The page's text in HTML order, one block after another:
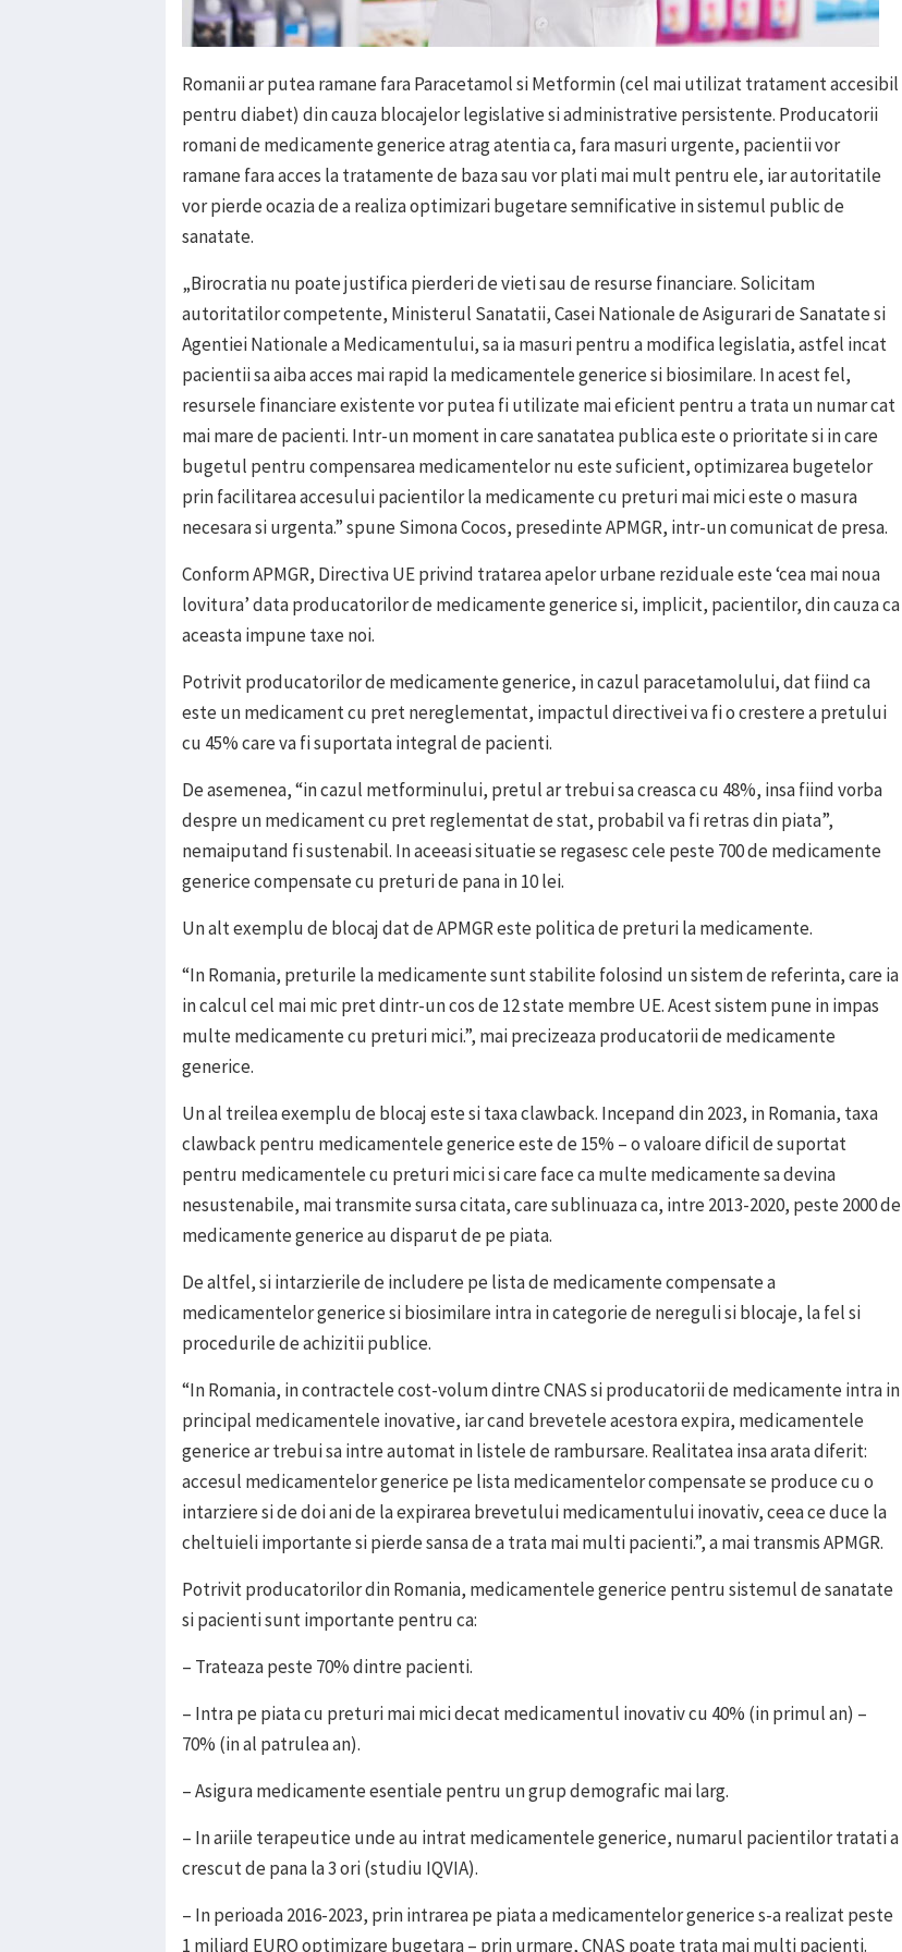
Romanii ar putea ramane fara Paracetamol si Metformin (cel mai utilizat tratament accesibil
pentru diabet) din cauza blocajelor legislative si administrative persistente. Producatorii
romani de medicamente generice atrag atentia ca, fara masuri urgente, pacientii vor
ramane fara acces la tratamente de baza sau vor plati mai mult pentru ele, iar autoritatile
vor pierde ocazia de a realiza optimizari bugetare semnificative in sistemul public de
sanatate.
„Birocratia nu poate justifica pierderi de vieti sau de resurse financiare. Solicitam
autoritatilor competente, Ministerul Sanatatii, Casei Nationale de Asigurari de Sanatate si
Agentiei Nationale a Medicamentului, sa ia masuri pentru a modifica legislatia, astfel incat
pacientii sa aiba acces mai rapid la medicamentele generice si biosimilare. In acest fel,
resursele financiare existente vor putea fi utilizate mai eficient pentru a trata un numar cat
mai mare de pacienti. Intr-un moment in care sanatatea publica este o prioritate si in care
bugetul pentru compensarea medicamentelor nu este suficient, optimizarea bugetelor
prin facilitarea accesului pacientilor la medicamente cu preturi mai mici este o masura
necesara si urgenta.” spune Simona Cocos, presedinte APMGR, intr-un comunicat de presa.
Conform APMGR, Directiva UE privind tratarea apelor urbane reziduale este ‘cea mai noua
lovitura’ data producatorilor de medicamente generice si, implicit, pacientilor, din cauza ca
aceasta impune taxe noi.
Potrivit producatorilor de medicamente generice, in cazul paracetamolului, dat fiind ca
este un medicament cu pret nereglementat, impactul directivei va fi o crestere a pretului
cu 45% care va fi suportata integral de pacienti.
De asemenea, “in cazul metforminului, pretul ar trebui sa creasca cu 48%, insa fiind vorba
despre un medicament cu pret reglementat de stat, probabil va fi retras din piata”,
nemaiputand fi sustenabil. In aceeasi situatie se regasesc cele peste 700 de medicamente
generice compensate cu preturi de pana in 10 lei.
Un alt exemplu de blocaj dat de APMGR este politica de preturi la medicamente.
“In Romania, preturile la medicamente sunt stabilite folosind un sistem de referinta, care ia
in calcul cel mai mic pret dintr-un cos de 12 state membre UE. Acest sistem pune in impas
multe medicamente cu preturi mici.”, mai precizeaza producatorii de medicamente
generice.
Un al treilea exemplu de blocaj este si taxa clawback. Incepand din 2023, in Romania, taxa
clawback pentru medicamentele generice este de 15% – o valoare dificil de suportat
pentru medicamentele cu preturi mici si care face ca multe medicamente sa devina
nesustenabile, mai transmite sursa citata, care sublinuaza ca, intre 2013-2020, peste 2000 de
medicamente generice au disparut de pe piata.
De altfel, si intarzierile de includere pe lista de medicamente compensate a
medicamentelor generice si biosimilare intra in categorie de nereguli si blocaje, la fel si
procedurile de achizitii publice.
“In Romania, in contractele cost-volum dintre CNAS si producatorii de medicamente intra in
principal medicamentele inovative, iar cand brevetele acestora expira, medicamentele
generice ar trebui sa intre automat in listele de rambursare. Realitatea insa arata diferit:
accesul medicamentelor generice pe lista medicamentelor compensate se produce cu o
intarziere si de doi ani de la expirarea brevetului medicamentului inovativ, ceea ce duce la
cheltuieli importante si pierde sansa de a trata mai multi pacienti.”, a mai transmis APMGR.
Potrivit producatorilor din Romania, medicamentele generice pentru sistemul de sanatate
si pacienti sunt importante pentru ca:
– Trateaza peste 70% dintre pacienti.
– Intra pe piata cu preturi mai mici decat medicamentul inovativ cu 40% (in primul an) –
70% (in al patrulea an).
– Asigura medicamente esentiale pentru un grup demografic mai larg.
– In ariile terapeutice unde au intrat medicamentele generice, numarul pacientilor tratati a
crescut de pana la 3 ori (studiu IQVIA).
– In perioada 2016-2023, prin intrarea pe piata a medicamentelor generice s-a realizat peste
1 miliard EURO optimizare bugetara – prin urmare, CNAS poate trata mai multi pacienti.